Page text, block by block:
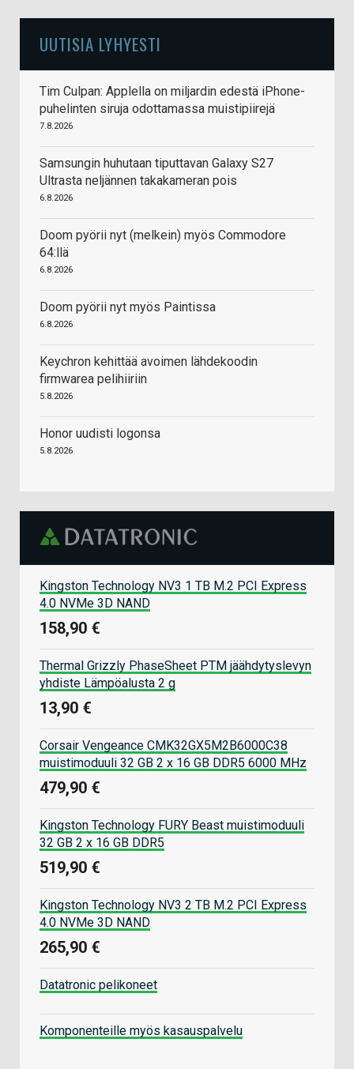
UUTISIA LYHYESTI
Tim Culpan: Applella on miljardin edestä iPhone-
puhelinten siruja odottamassa muistipiirejä
7.8.2026
Samsungin huhutaan tiputtavan Galaxy S27
Ultrasta neljännen takakameran pois
6.8.2026
Doom pyörii nyt (melkein) myös Commodore
64:llä
6.8.2026
Doom pyörii nyt myös Paintissa
6.8.2026
Keychron kehittää avoimen lähdekoodin
firmwarea pelihiiriin
5.8.2026
Honor uudisti logonsa
5.8.2026
Kingston Technology NV3 1 TB M.2 PCI Express
4.0 NVMe 3D NAND
158,90 €
Thermal Grizzly PhaseSheet PTM jäähdytyslevyn
yhdiste Lämpöalusta 2 g
13,90 €
Corsair Vengeance CMK32GX5M2B6000C38
muistimoduuli 32 GB 2 x 16 GB DDR5 6000 MHz
479,90 €
Kingston Technology FURY Beast muistimoduuli
32 GB 2 x 16 GB DDR5
519,90 €
Kingston Technology NV3 2 TB M.2 PCI Express
4.0 NVMe 3D NAND
265,90 €
Datatronic pelikoneet
Komponenteille myös kasauspalvelu